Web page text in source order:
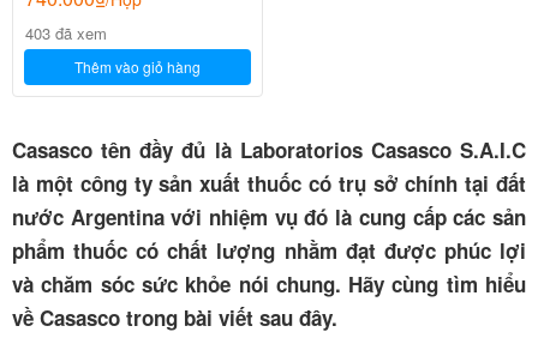
403 đã xem
Thêm vào giỏ hàng
Casasco tên đầy đủ là Laboratorios Casasco S.A.I.C
là một công ty sản xuất thuốc có trụ sở chính tại đất
nước Argentina với nhiệm vụ đó là cung cấp các sản
phẩm thuốc có chất lượng nhằm đạt được phúc lợi
và chăm sóc sức khỏe nói chung. Hãy cùng tìm hiểu
về Casasco trong bài viết sau đây.